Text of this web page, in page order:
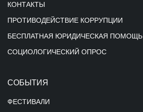
КОНТАКТЫ
ПРОТИВОДЕЙСТВИЕ КОРРУПЦИИ
БЕСПЛАТНАЯ ЮРИДИЧЕСКАЯ ПОМОЩЬ
СОЦИОЛОГИЧЕСКИЙ ОПРОС
СОБЫТИЯ
ФЕСТИВАЛИ